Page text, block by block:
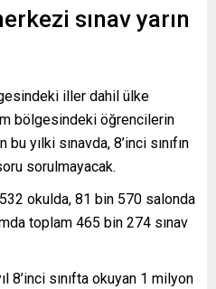
sınav yarın
iller dahil ülke
bölgesindeki öğrencilerin
yılki sınavda, 8’inci sınıfın
sorulmayacak.
okulda, 81 bin 570 salonda
toplam 465 bin 274 sınav
8’inci sınıfta okuyan 1 milyon